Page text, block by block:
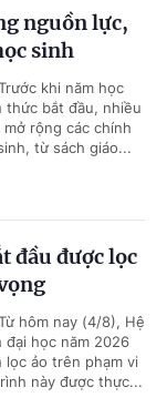
nguồn lực,
sinh
khi năm học
thức bắt đầu, nhiều
rộng các chính
từ sách giáo...
đầu được lọc
hôm nay (4/8), Hệ
học năm 2026
ảo trên phạm vi
này được thực...